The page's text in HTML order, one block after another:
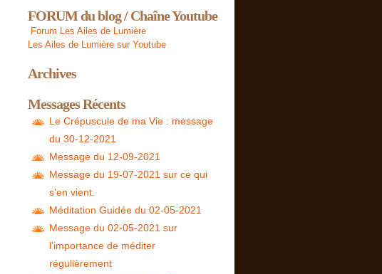
FORUM du blog / Chaîne Youtube
Forum Les Ailes de Lumière
Les Ailes de Lumière sur Youtube
Archives
Messages Récents
Le Crépuscule de ma Vie : message
du 30-12-2021
Message du 12-09-2021
Message du 19-07-2021 sur ce qui
s'en vient.
Méditation Guidée du 02-05-2021
Message du 02-05-2021 sur
l'importance de méditer
régulièrement